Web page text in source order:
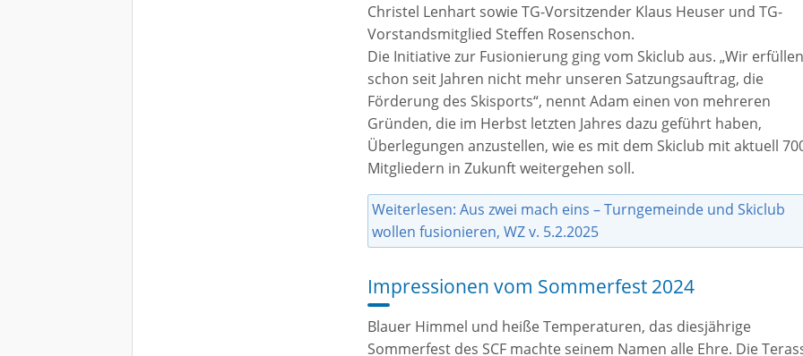
Christel Lenhart sowie TG-Vorsitzender Klaus Heuser und TG-
Vorstandsmitglied Steffen Rosenschon.
Die Initiative zur Fusionierung ging vom Skiclub aus. „Wir erfüllen
schon seit Jahren nicht mehr unseren Satzungsauftrag, die
Förderung des Skisports“, nennt Adam einen von mehreren
Gründen, die im Herbst letzten Jahres dazu geführt haben,
Überlegungen anzustellen, wie es mit dem Skiclub mit aktuell
Mitgliedern in Zukunft weitergehen soll.
Weiterlesen: Aus zwei mach eins – Turngemeinde und Skiclub
wollen fusionieren, WZ v. 5.2.2025
Impressionen vom Sommerfest 2024
Blauer Himmel und heiße Temperaturen, das diesjährige
Sommerfest des SCF machte seinem Namen alle Ehre. Die